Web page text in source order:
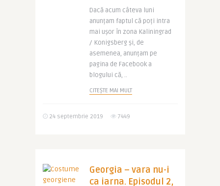
Dacă acum câteva luni
anunțam faptul că poți intra
mai ușor în zona Kaliningrad
/ Konigsberg și, de
asemenea, anunțam pe
pagina de Facebook a
blogului că, ..
CITEȘTE MAI MULT
24 septembrie 2019 7449
Georgia – vara nu-i
ca iarna. Episodul 2,